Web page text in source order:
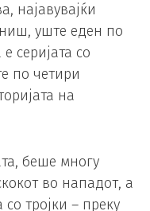
најавувајќи
уште еден по
серијата со
по четири
на
беше многу
во нападот, а
тројки – преку